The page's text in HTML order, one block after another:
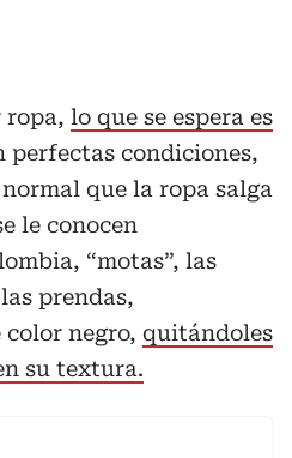
ropa, lo que se espera es
perfectas condiciones,
que la ropa salga
le conocen
“motas”, las
prendas,
color negro, quitándoles
su textura.